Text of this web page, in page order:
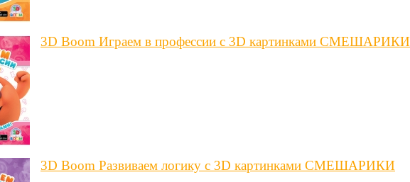
3D Boom Играем в профессии с 3D картинками СМЕШАРИКИ
3D Boom Развиваем логику с 3D картинками СМЕШАРИКИ